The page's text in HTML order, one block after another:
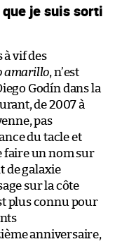
je suis sorti
à vif des
amarillo, n’est
Godín dans la
de 2007 à
pas
du tacle et
faire un nom sur
de galaxie
sur la côte
plus connu pour
anniversaire,